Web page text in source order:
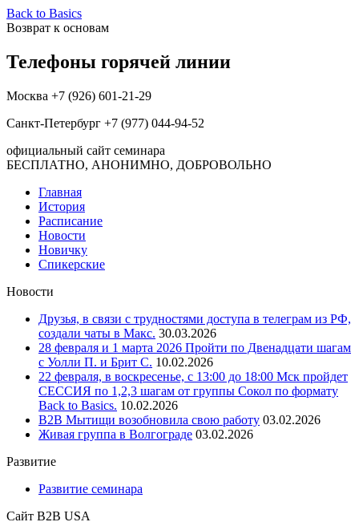
Back to Basics
Возврат к основам
Телефоны горячей линии
Москва +7 (926) 601-21-29
Санкт-Петербург +7 (977) 044-94-52
официальный сайт семинара
БЕСПЛАТНО, АНОНИМНО, ДОБРОВОЛЬНО
Главная
История
Расписание
Новости
Новичку
Спикерские
Новости
Друзья, в связи с трудностями доступа в телеграм из РФ,
создали чаты в Макс. 30.03.2026
28 февраля и 1 марта 2026 Пройти по Двенадцати шагам
с Уолли П. и Брит С. 10.02.2026
22 февраля, в воскресенье, с 13:00 до 18:00 Мск пройдет
СЕССИЯ по 1,2,3 шагам от группы Сокол по формату
Back to Basics. 10.02.2026
В2В Мытищи возобновила свою работу 03.02.2026
Живая группа в Волгограде 03.02.2026
Развитие
Развитие семинара
Сайт B2B USA